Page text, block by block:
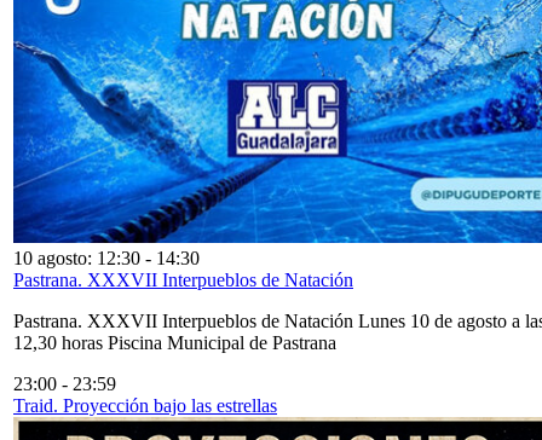
10 agosto: 12:30 - 14:30
Pastrana. XXXVII Interpueblos de Natación
Pastrana. XXXVII Interpueblos de Natación Lunes 10 de agosto a
12,30 horas Piscina Municipal de Pastrana
23:00 - 23:59
Traid. Proyección bajo las estrellas